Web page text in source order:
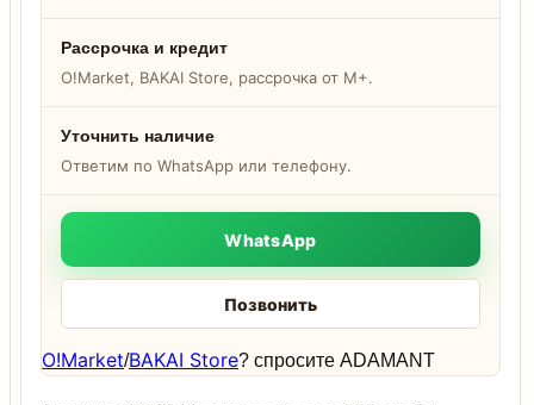
Рассрочка и кредит
O!Market, BAKAI Store, рассрочка от M+.
Уточнить наличие
Ответим по WhatsApp или телефону.
WhatsApp
Позвонить
O!Market/BAKAI Store? спросите ADAMANT